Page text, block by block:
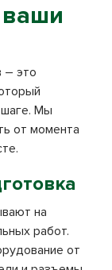
– это
шаге. Мы
от момента
на
работ.
от